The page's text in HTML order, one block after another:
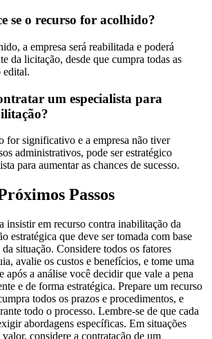
se o recurso for acolhido?
a empresa será reabilitada e poderá
da licitação, desde que cumpra todas as
edital.
um especialista para
for significativo e a empresa não tiver
administrativos, pode ser estratégico
para aumentar as chances de sucesso.
Passos
insistir em recurso contra inabilitação da
estratégica que deve ser tomada com base
situação. Considere todos os fatores
avalie os custos e benefícios, e tome uma
após a análise você decidir que vale a pena
e de forma estratégica. Prepare um recurso
todos os prazos e procedimentos, e
todo o processo. Lembre-se de que cada
abordagens específicas. Em situações
considere a contratação de um